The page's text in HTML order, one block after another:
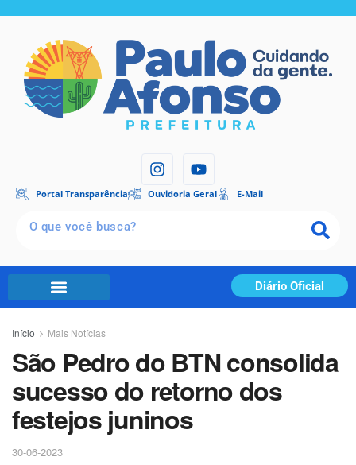
Portal Transparência Ouvidoria Geral E-Mail
Diário Oficial
Início Mais Notícias
São Pedro do BTN consolida
sucesso do retorno dos
festejos juninos
30-06-2023